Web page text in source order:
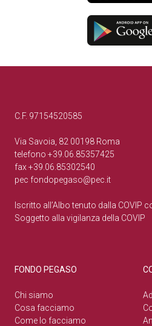
C.F. 97154520585
Via Savoia, 82 00198 Roma
telefono +39.06.85357425
fax +39.06.85302540
pec fondopegaso@pec.it
Iscritto all’Albo tenuto dalla COVIP
Soggetto alla vigilanza della COVIP
FONDO PEGASO
Chi siamo
Cosa facciamo
Come lo facciamo